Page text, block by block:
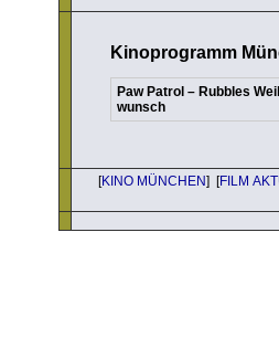
Kinoprogramm
Paw Patrol – Rubbles
wunsch
[KINO MÜNCHEN] [FILM